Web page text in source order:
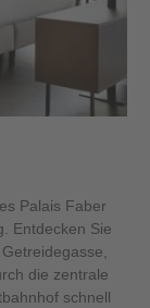
Palais Faber
Entdecken Sie
die zentrale
schnell